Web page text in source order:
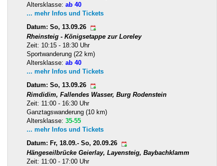
Altersklasse: ab 40
... mehr Infos und Tickets
Datum: So, 13.09.26
Rheinsteig - Königsetappe zur Loreley
Zeit: 10:15 - 18:30 Uhr
Sportwanderung (22 km)
Altersklasse: ab 40
... mehr Infos und Tickets
Datum: So, 13.09.26
Rimdidim, Fallendes Wasser, Burg Rodenstein
Zeit: 11:00 - 16:30 Uhr
Ganztagswanderung (10 km)
Altersklasse: 35-55
... mehr Infos und Tickets
Datum: Fr, 18.09.- So, 20.09.26
Hängeseilbrücke Geierlay, Layensteig, Baybachklamm
Zeit: 11:00 - 17:00 Uhr